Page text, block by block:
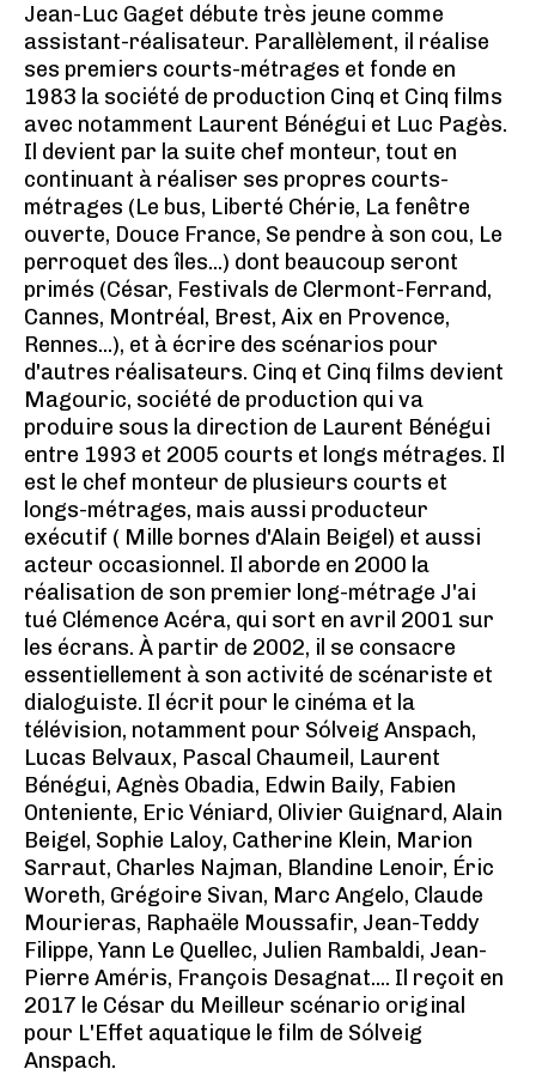
Jean-Luc Gaget débute très jeune comme
assistant-réalisateur. Parallèlement, il réalise
ses premiers courts-métrages et fonde en
1983 la société de production Cinq et Cinq films
avec notamment Laurent Bénégui et Luc Pagès.
Il devient par la suite chef monteur, tout en
continuant à réaliser ses propres courts-
métrages (Le bus, Liberté Chérie, La fenêtre
ouverte, Douce France, Se pendre à son cou, Le
perroquet des îles...) dont beaucoup seront
primés (César, Festivals de Clermont-Ferrand,
Cannes, Montréal, Brest, Aix en Provence,
Rennes...), et à écrire des scénarios pour
d'autres réalisateurs. Cinq et Cinq films devient
Magouric, société de production qui va
produire sous la direction de Laurent Bénégui
entre 1993 et 2005 courts et longs métrages. Il
est le chef monteur de plusieurs courts et
longs-métrages, mais aussi producteur
exécutif ( Mille bornes d'Alain Beigel) et aussi
acteur occasionnel. Il aborde en 2000 la
réalisation de son premier long-métrage J'ai
tué Clémence Acéra, qui sort en avril 2001 sur
les écrans. À partir de 2002, il se consacre
essentiellement à son activité de scénariste et
dialoguiste. Il écrit pour le cinéma et la
télévision, notamment pour Sólveig Anspach,
Lucas Belvaux, Pascal Chaumeil, Laurent
Bénégui, Agnès Obadia, Edwin Baily, Fabien
Onteniente, Eric Véniard, Olivier Guignard, Alain
Beigel, Sophie Laloy, Catherine Klein, Marion
Sarraut, Charles Najman, Blandine Lenoir, Éric
Woreth, Grégoire Sivan, Marc Angelo, Claude
Mourieras, Raphaële Moussafir, Jean-Teddy
Filippe, Yann Le Quellec, Julien Rambaldi, Jean-
Pierre Améris, François Desagnat.... Il reçoit en
2017 le César du Meilleur scénario original
pour L'Effet aquatique le film de Sólveig
Anspach.